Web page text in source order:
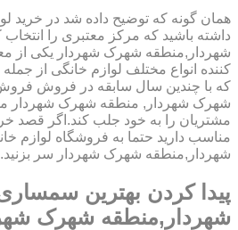
همان گونه که توضیح داده شد در خرید
داشته باشید که مرکز معتبری را
شهردار,منطقه شهرک شهردار یکی از
کننده انواع مختلف لوازم خانگی از
که با چندین سال سابقه در فروش
شهرک شهردار, منطقه شهرک شهردار
مشتریان را به خود جلب کند.اگر قصد
مناسب دارید حتما به فروشگاه لوازم
شهردار,منطقه شهرک شهردار سر بزنید.
پیدا کردن بهترین
شهردار,منطقه شهرک